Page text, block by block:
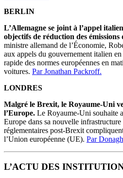
BERLIN
L’Allemagne se joint à l’appel
objectifs de réduction des émissions
ministre allemand de l’Économie,
aux appels du gouvernement italien
rapide des normes européennes en
voitures. Par Jonathan Packroff.
LONDRES
Malgré le Brexit, le Royaume-Uni
l’Europe. Le Royaume-Uni souhaite
Europe dans sa nouvelle
réglementaires post-Brexit
l’Union européenne (UE). Par
L’ACTU DES